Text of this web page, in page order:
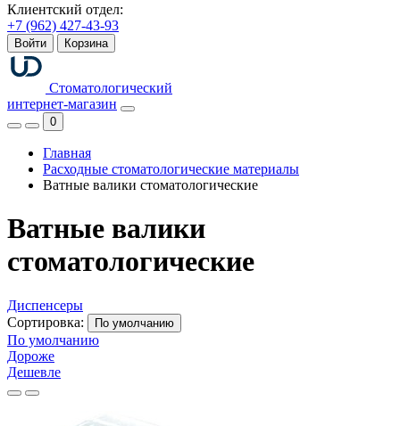
Клиентский отдел:
+7 (962) 427-43-93
Войти Корзина
Стоматологический
интернет-магазин
0
Главная
Расходные стоматологические материалы
Ватные валики стоматологические
Ватные валики
стоматологические
Диспенсеры
Сортировка:
По умолчанию
По умолчанию
Дороже
Дешевле